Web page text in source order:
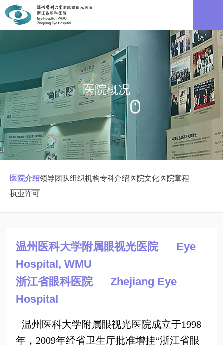
医院概况
医院介绍领导团队组织机构专科介绍医院文化医院章程
执业许可
温州医科大学附属眼视光医院 Eye
Hospital, WMU
浙江省眼科医院
Zhejiang Eye
Hospital
温州医科大学附属眼视光医院成立于1998
年， 2009年经省卫生厅批准增挂“浙江省眼